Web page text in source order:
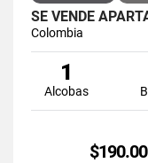
Colombia
1
Alcobas